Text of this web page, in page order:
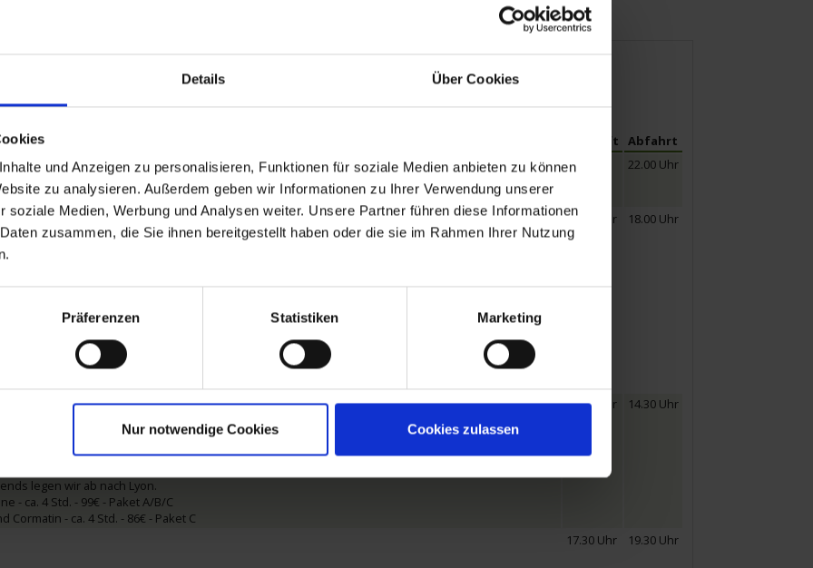
Details Über Cookies
und Anzeigen zu personalisieren, Funktionen für soziale Medien anbieten zu können
zu analysieren. Außerdem geben wir Informationen zu Ihrer Verwendung unserer
soziale Medien, Werbung und Analysen weiter. Unsere Partner führen diese Informationen
zusammen, die Sie ihnen bereitgestellt haben oder die sie im Rahmen Ihrer Nutzung
Präferenzen Statistiken Marketing
Nur notwendige Cookies Cookies zulassen
Mobilität
bis zum 13.05.2026
Ankunft
Abfahrt
Gastronomie — und zu Ihrer Genussreise. Nach der Einschiffung stoßen wir mit einem Cocktail an
bevor wir saôneaufwärts gleiten.
22.00 Uhr
Mâcon laden wir Sie zu einem Panoramaausflug durch die Weinberge des Beaujolais und
und Schlösser, vor Ihnen das „Hameau Duboeuf“. Im Weinerlebnispark reisen Sie multimedial
Nachmittags haben Sie die Wahl zwischen Wein und Heiligenschein: Ausflug Nr. 1 führt
auf dem Sie das mittelalterliche Leben ebenso wie den vorzüglichen Wein und Käse
- ca. 3,5 Std. - 80€ - Paket B
06.00 Uhr 18.00 Uhr
Sie erwachen, sind wir bereits in dessen zweitgrößter Stadt. Von hier aus erfüllt sich Ihr Traum
Weinhauptstadt des Burgunds. Im Museum Hôtel-Dieu erwartet Sie das „Jüngste Gericht“, jener
Weyde. Im Anschluss darf auf einer Weinverkostung ein guter Tropfen nicht fehlen. Am Nachmittag
legen wir ab nach Lyon.
- ca. 4 Std. - 99€ - Paket A/B/C
- ca. 4 Std. - 86€ - Paket C
01.00 Uhr 14.30 Uhr
17.30 Uhr 19.30 Uhr